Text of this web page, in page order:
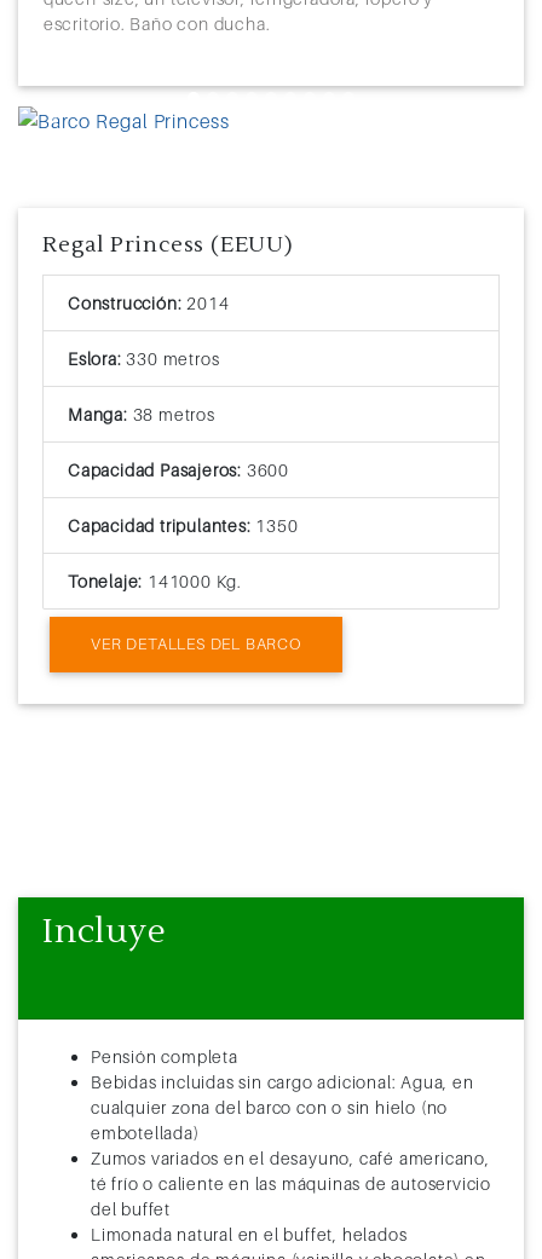
escritorio. Baño con ducha.
Previous
Regal Princess (EEUU)
Construcción: 2014
Eslora: 330 metros
Manga: 38 metros
Capacidad Pasajeros: 3600
Capacidad tripulantes: 1350
Tonelaje: 141000 Kg.
VER DETALLES DEL BARCO
Incluye
Pensión completa
Bebidas incluidas sin cargo adicional: Agua, en
cualquier zona del barco con o sin hielo (no
embotellada)
Zumos variados en el desayuno, café americano,
té frío o caliente en las máquinas de autoservicio
del buffet
Limonada natural en el buffet, helados